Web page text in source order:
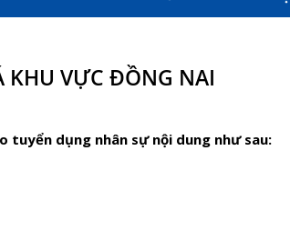
KHU VỰC ĐỒNG NAI
tuyển dụng nhân sự nội dung như sau: